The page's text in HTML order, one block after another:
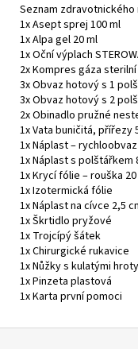
Seznam
1x Asept sprej 100 ml
1x Alpa gel 20 ml
1x Oční výplach
2x Kompres gáza
3x Obvaz hotový s 1
3x Obvaz hotový s 2
2x Obinadlo pružné
1x Vata buničitá, přířezy
1x Náplast – rychloobvaz
1x Náplast s polštářkem
1x Krycí fólie – rouška 20
1x Izotermická fólie
1x Náplast na cívce 2,5
1x Škrtidlo pryžové
1x Trojcípý šátek
1x Chirurgické rukavice
1x Nůžky s kulatými hroty
1x Pinzeta plastová
1x Karta první pomoci